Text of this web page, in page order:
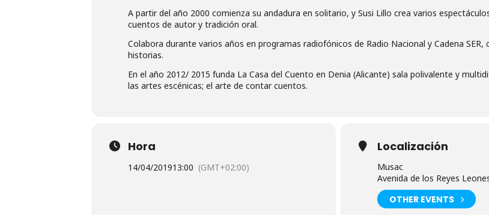
A partir del año 2000 comienza su andadura en solitario, y Susi Lillo crea varios
cuentos de autor y tradición oral.
Colabora durante varios años en programas radiofónicos de Radio Nacional y Cadena
historias.
En el año 2012/ 2015 funda La Casa del Cuento en Denia (Alicante) sala polivalente y
las artes escénicas; el arte de contar cuentos.
Hora
14/04/201913:00 (GMT+02:00)
Localización
Musac
Avenida de los Reyes
OTHER EVENTS